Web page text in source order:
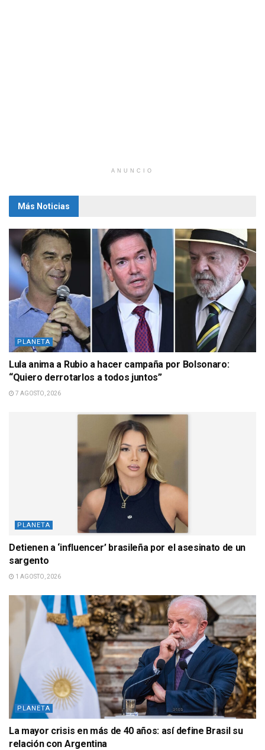
ANUNCIO
Más Noticias
PLANETA
Lula anima a Rubio a hacer campaña por Bolsonaro:
“Quiero derrotarlos a todos juntos”
7 AGOSTO, 2026
PLANETA
Detienen a ‘influencer’ brasileña por el asesinato de un
sargento
1 AGOSTO, 2026
PLANETA
La mayor crisis en más de 40 años: así define Brasil su
relación con Argentina